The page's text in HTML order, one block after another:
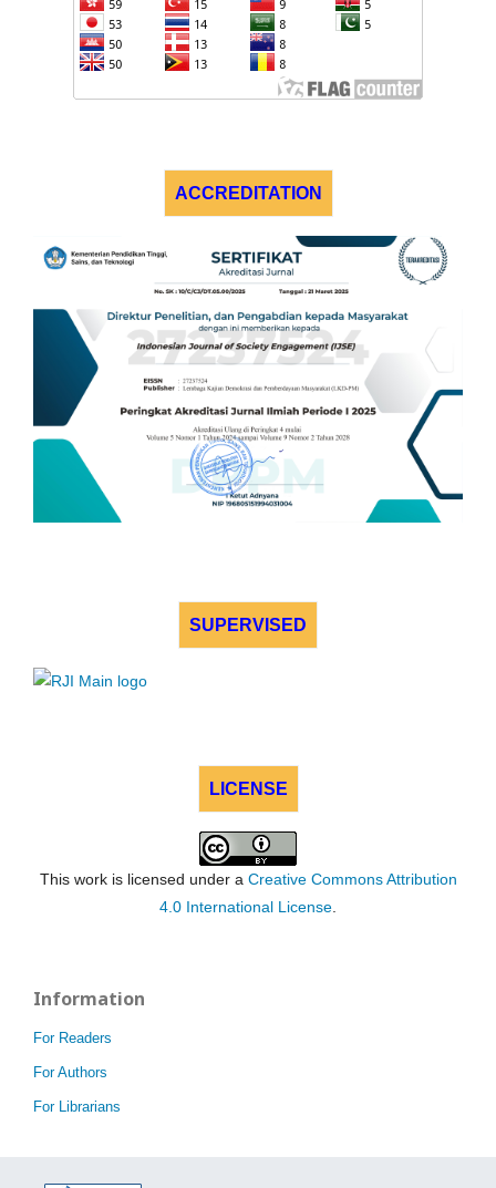
ACCREDITATION
SUPERVISED
LICENSE
This work is licensed under a Creative Commons Attribution
4.0 International License
Information
For Readers
For Authors
For Librarians